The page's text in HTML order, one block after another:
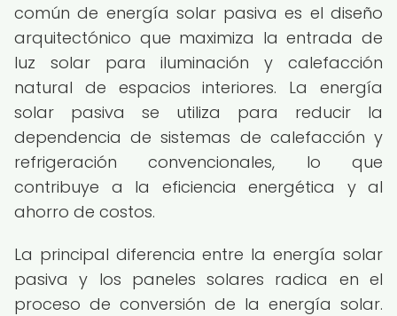
común de energía solar pasiva es el diseño
arquitectónico que maximiza la entrada de
luz solar para iluminación y calefacción
natural de espacios interiores. La energía
solar pasiva se utiliza para reducir la
dependencia de sistemas de calefacción y
refrigeración convencionales, lo que
contribuye a la eficiencia energética y al
ahorro de costos.
La principal diferencia entre la energía solar
pasiva y los paneles solares radica en el
proceso de conversión de la energía solar.